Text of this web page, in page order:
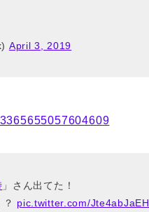
April 3, 2019
」さん出てた！
pic.twitter.com/Jte4abJaEH